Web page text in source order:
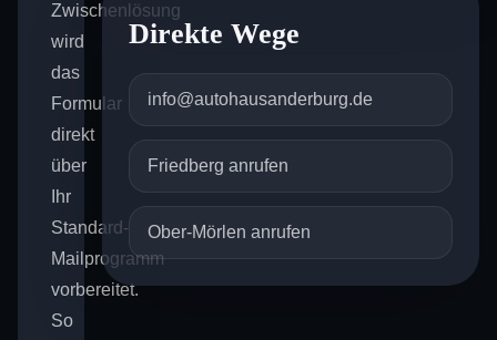
Zwischenlösung
wird
das
Formular
direkt
über
Ihr
Standard-
Mailprogramm
vorbereitet.
So
Direkte Wege
info@autohausanderburg.de
Friedberg anrufen
Ober-Mörlen anrufen